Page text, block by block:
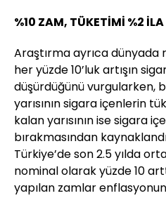
%10 ZAM, TÜKETİMİ %2
Araştırma ayrıca dünyada
her yüzde 10’luk artışın
düşürdüğünü vurgularken,
yarısının sigara içenlerin
kalan yarısının ise sigara
bırakmasından
Türkiye’de son 2.5 yılda
nominal olarak yüzde 10
yapılan zamlar enflasyonun